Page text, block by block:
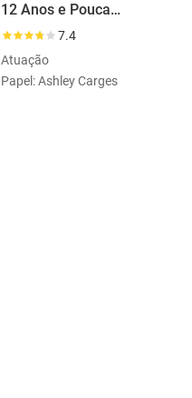
12 Anos e Pouca Ilusão
7.4
Atuação
Papel: Ashley Carges